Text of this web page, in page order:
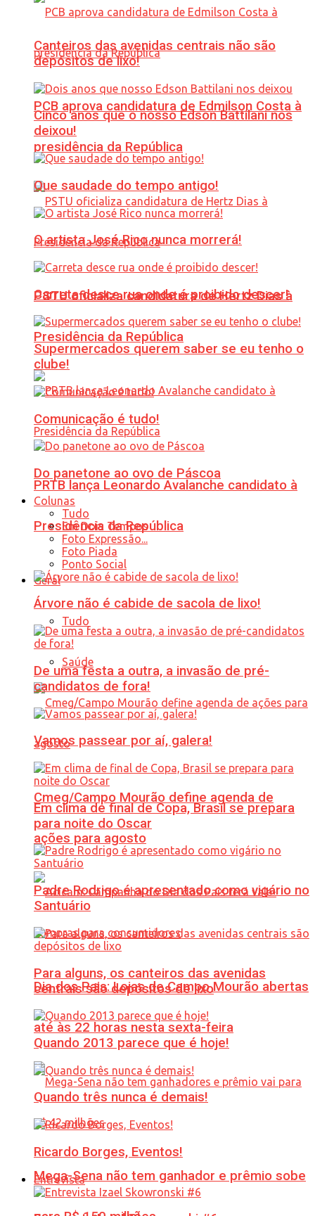
PCB aprova candidatura de Edmilson Costa à
presidência da República
PSTU oficializa candidatura de Hertz Dias à
Presidência da República
PRTB lança Leonardo Avalanche candidato à
Presidência da República
Geral
Tudo
Saúde
Cmeg/Campo Mourão define agenda de
ações para agosto
Dia dos Pais: Lojas de Campo Mourão abertas
até às 22 horas nesta sexta-feira
Mega-Sena não tem ganhador e prêmio sobe
Canteiros das avenidas centrais não são
depósitos de lixo!
Cinco anos que o nosso Edson Battilani nos
deixou!
Que saudade do tempo antigo!
O artista José Rico nunca morrerá!
Carreta desce rua onde é proibido descer!
Supermercados querem saber se eu tenho o
clube!
Comunicação é tudo!
Do panetone ao ovo de Páscoa
Colunas
Tudo
Em Dois Tempos
Foto Expressão...
Foto Piada
Ponto Social
Árvore não é cabide de sacola de lixo!
De uma festa a outra, a invasão de pré-
candidatos de fora!
Vamos passear por aí, galera!
Em clima de final de Copa, Brasil se prepara
para noite do Oscar
Padre Rodrigo é apresentado como vigário no
Santuário
Para alguns, os canteiros das avenidas
centrais são depósitos de lixo
Quando 2013 parece que é hoje!
Quando três nunca é demais!
Ricardo Borges, Eventos!
Entrevista